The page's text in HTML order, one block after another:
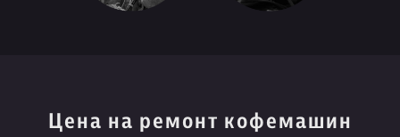
Цена на ремонт кофемашин